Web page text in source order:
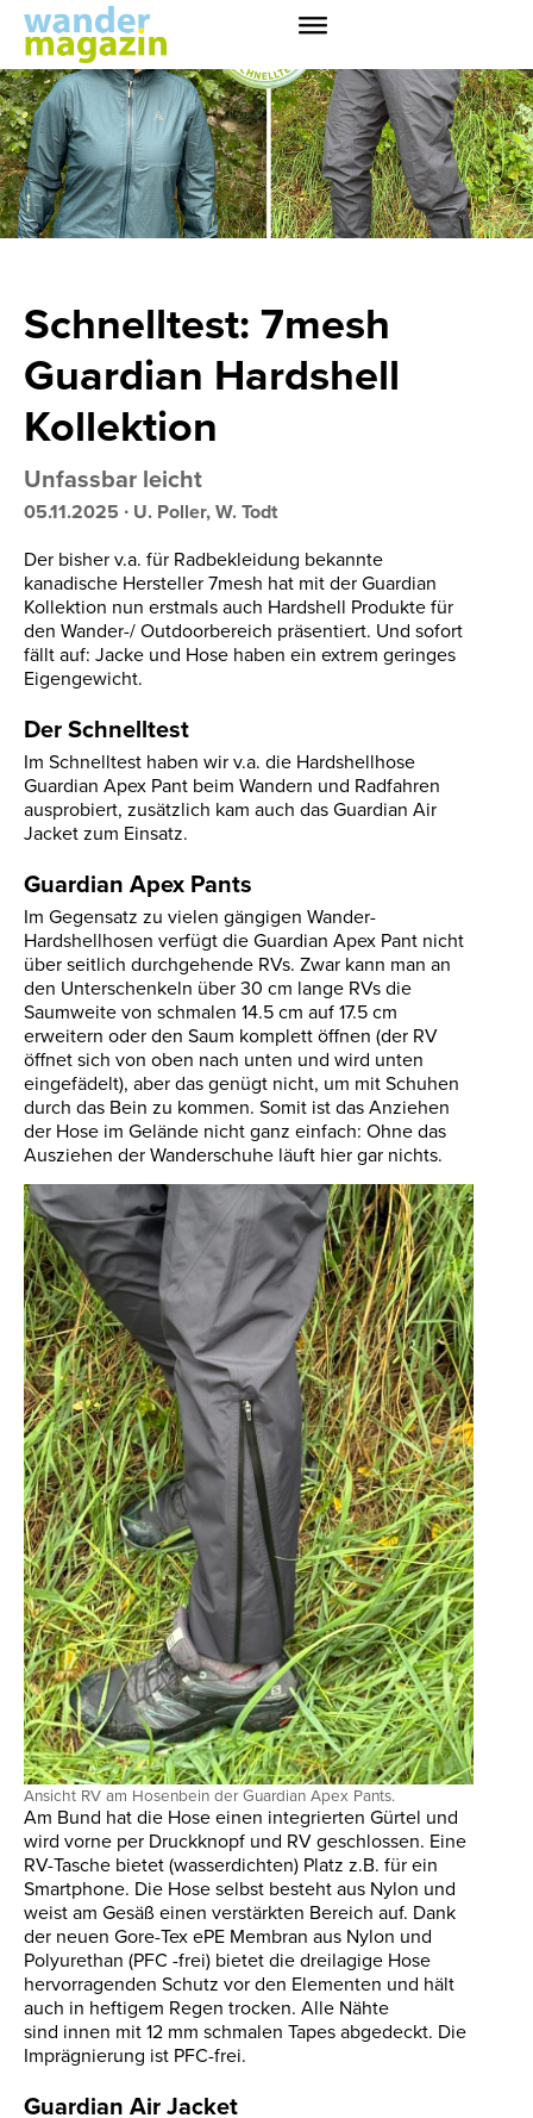
Schnelltest: 7mesh
Guardian Hardshell
Kollektion
Unfassbar leicht
05.11.2025 ∙ U. Poller, W. Todt
Der bisher v.a. für Radbekleidung bekannte
kanadische Hersteller 7mesh hat mit der Guardian
Kollektion nun erstmals auch Hardshell Produkte für
den Wander-/ Outdoorbereich präsentiert. Und sofort
fällt auf: Jacke und Hose haben ein extrem geringes
Eigengewicht.
Der Schnelltest
Im Schnelltest haben wir v.a. die Hardshellhose
Guardian Apex Pant beim Wandern und Radfahren
ausprobiert, zusätzlich kam auch das Guardian Air
Jacket zum Einsatz.
Guardian Apex Pants
Im Gegensatz zu vielen gängigen Wander-
Hardshellhosen verfügt die Guardian Apex Pant nicht
über seitlich durchgehende RVs. Zwar kann man an
den Unterschenkeln über 30 cm lange RVs die
Saumweite von schmalen 14.5 cm auf 17.5 cm
erweitern oder den Saum komplett öffnen (der RV
öffnet sich von oben nach unten und wird unten
eingefädelt), aber das genügt nicht, um mit Schuhen
durch das Bein zu kommen. Somit ist das Anziehen
der Hose im Gelände nicht ganz einfach: Ohne das
Ausziehen der Wanderschuhe läuft hier gar nichts.
Ansicht RV am Hosenbein der Guardian Apex Pants.
Am Bund hat die Hose einen integrierten Gürtel und
wird vorne per Druckknopf und RV geschlossen. Eine
RV-Tasche bietet (wasserdichten) Platz z.B. für ein
Smartphone. Die Hose selbst besteht aus Nylon und
weist am Gesäß einen verstärkten Bereich auf. Dank
der neuen Gore-Tex ePE Membran aus Nylon und
Polyurethan (PFC -frei) bietet die dreilagige Hose
hervorragenden Schutz vor den Elementen und hält
auch in heftigem Regen trocken. Alle Nähte
sind innen mit 12 mm schmalen Tapes abgedeckt. Die
Imprägnierung ist PFC-frei.
Guardian Air Jacket